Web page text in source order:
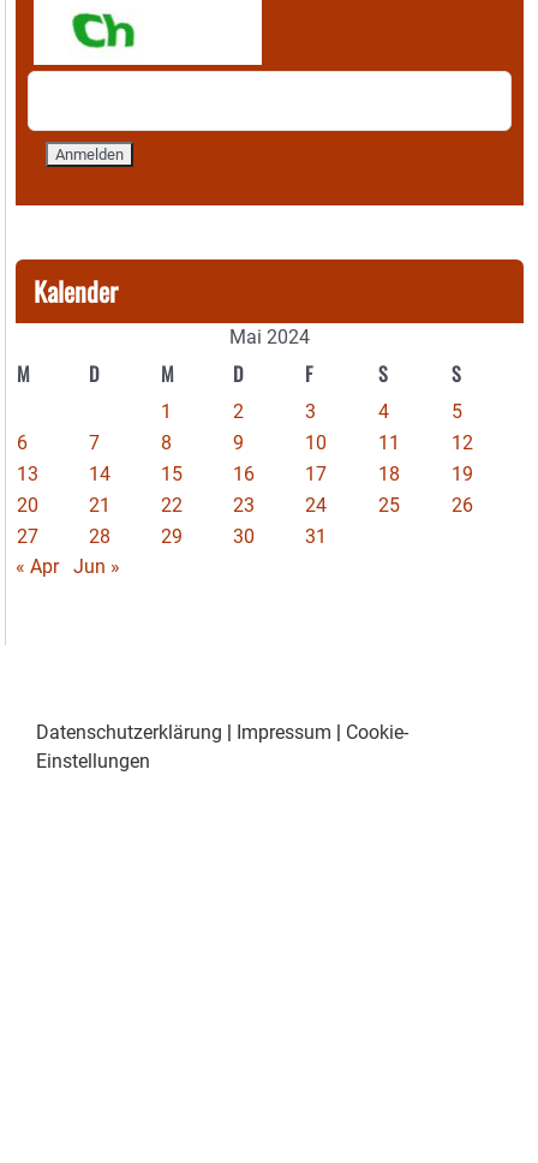
Kalender
Mai 2024
M D M D F S S
1 2 3 4
5
6
7 8 9 10 11
12
13
14 15 16 17 18
19
20
21 22 23 24 25
26
27
28 29 30
31
« Apr
Jun »
Datenschutzerklärung Impressum
Cookie-
Einstellungen